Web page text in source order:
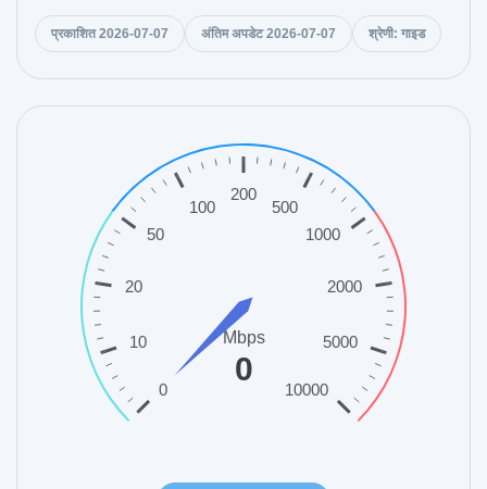
प्रकाशित 2026-07-07 अंतिम अपडेट 2026-07-07 श्रेणी: गाइड